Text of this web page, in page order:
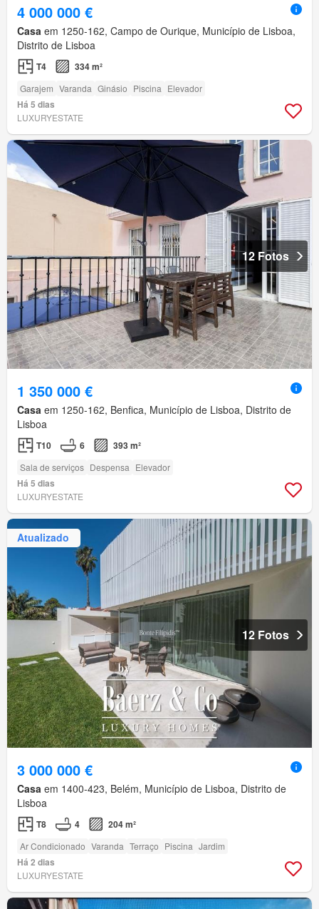
4 000 000 €
Casa em 1250-162, Campo de Ourique, Município de Lisboa,
Distrito de Lisboa
T4 334 m²
Garajem Varanda Ginásio Piscina Elevador
Há 5 dias
LUXURYESTATE
12 Fotos
1 350 000 €
Casa em 1250-162, Benfica, Município de Lisboa, Distrito de
Lisboa
T10 6 393 m²
Sala de serviços Despensa Elevador
Há 5 dias
LUXURYESTATE
Atualizado
12 Fotos
3 000 000 €
Casa em 1400-423, Belém, Município de Lisboa, Distrito de
Lisboa
T8 4 204 m²
Ar Condicionado Varanda Terraço Piscina Jardim
Há 2 dias
LUXURYESTATE